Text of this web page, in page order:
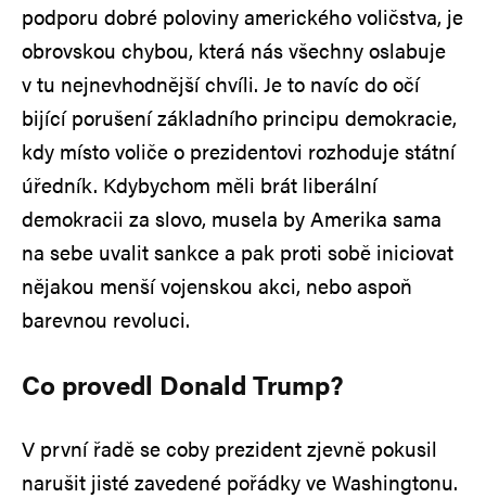
podporu dobré poloviny amerického voličstva, je
obrovskou chybou, která nás všechny oslabuje
v tu nejnevhodnější chvíli. Je to navíc do očí
bijící porušení základního principu demokracie,
kdy místo voliče o prezidentovi rozhoduje státní
úředník. Kdybychom měli brát liberální
demokracii za slovo, musela by Amerika sama
na sebe uvalit sankce a pak proti sobě iniciovat
nějakou menší vojenskou akci, nebo aspoň
barevnou revoluci.
Co provedl Donald Trump?
V první řadě se coby prezident zjevně pokusil
narušit jisté zavedené pořádky ve Washingtonu.